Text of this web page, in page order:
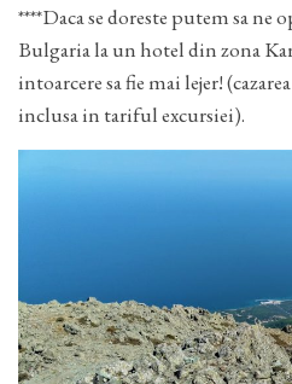
****Daca se doreste putem sa ne
Bulgaria la un hotel din zona
intoarcere sa fie mai lejer!
inclusa in tariful excursiei).